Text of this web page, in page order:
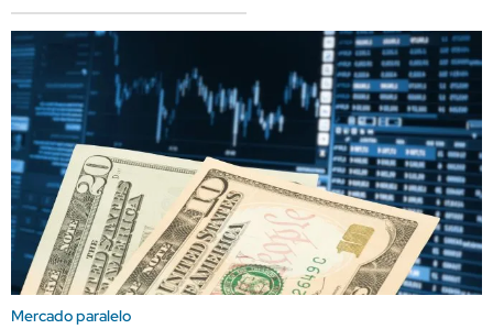
Mercado paralelo